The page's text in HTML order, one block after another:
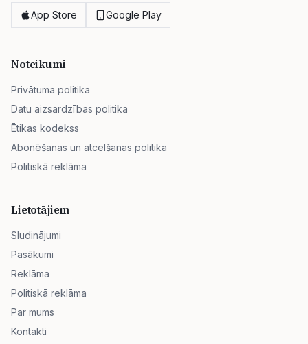
App Store Google Play
Noteikumi
Privātuma politika
Datu aizsardzības politika
Ētikas kodekss
Abonēšanas un atcelšanas politika
Politiskā reklāma
Lietotājiem
Sludinājumi
Pasākumi
Reklāma
Politiskā reklāma
Par mums
Kontakti